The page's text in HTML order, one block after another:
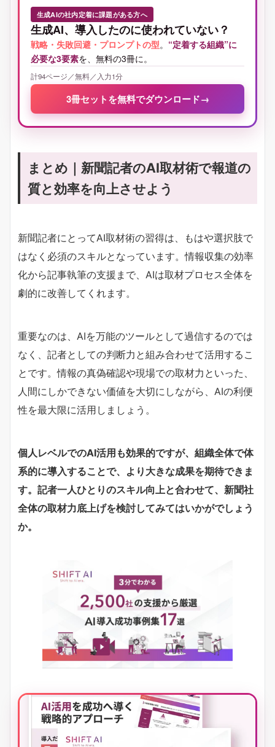
生成AIの社内定着に課題がある方へ
生成AI、導入したのに使われていない？
戦略・失敗回避・プロンプトの型。 “定着する組織”に
必要な3要素を、無料の3冊に。
計94ページ／無料／入力1分
3冊セットを無料でダウンロード→
まとめ｜新聞記者のAI取材術で報道の
質と効率を向上させよう
新聞記者にとってAI取材術の習得は、もはや選択肢で
はなく必須のスキルとなっています。情報収集の効率
化から記事執筆の支援まで、AIは取材プロセス全体を
劇的に改善してくれます。
重要なのは、AIを万能のツールとして過信するのでは
なく、記者としての判断力と組み合わせて活用するこ
とです。情報の真偽確認や現場での取材力といった、
人間にしかできない価値を大切にしながら、AIの利便
性を最大限に活用しましょう。
個人レベルでのAI活用も効果的ですが、組織全体で体
系的に導入することで、より大きな成果を期待できま
す。記者一人ひとりのスキル向上と合わせて、新聞社
全体の取材力底上げを検討してみてはいかがでしょう
か。